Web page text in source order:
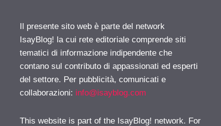
Il presente sito web è parte del network
IsayBlog! la cui rete editoriale comprende siti
tematici di informazione indipendente che
contano sul contributo di appassionati ed esperti
del settore. Per pubblicità, comunicati e
collaborazioni: info@isayblog.com
This website is part of the IsayBlog! network. For